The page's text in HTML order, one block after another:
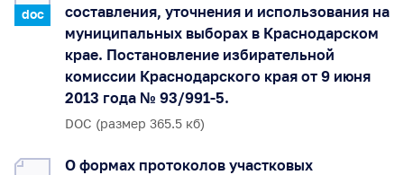
doc
составления, уточнения и использования на
муниципальных выборах в Краснодарском
крае. Постановление избирательной
комиссии Краснодарского края от 9 июня
2013 года № 93/991-5.
DOC (размер 365.5 кб)
О формах протоколов участковых